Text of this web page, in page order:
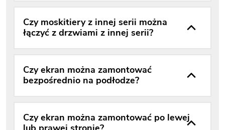
Czy moskitiery z innej serii można
łączyć z drzwiami z innej serii?
Czy ekran można zamontować
bezpośrednio na podłodze?
Czy ekran można zamontować po lewej